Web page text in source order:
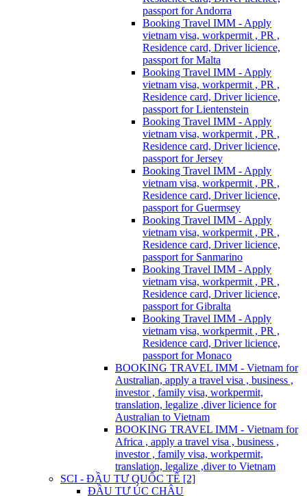
passport for Andorra
Booking Travel IMM - Apply
vietnam visa, workpermit , PR ,
Residence card, Driver licience,
passport for Malta
Booking Travel IMM - Apply
vietnam visa, workpermit , PR ,
Residence card, Driver licience,
passport for Lientenstein
Booking Travel IMM - Apply
vietnam visa, workpermit , PR ,
Residence card, Driver licience,
passport for Jersey
Booking Travel IMM - Apply
vietnam visa, workpermit , PR ,
Residence card, Driver licience,
passport for Guermsey
Booking Travel IMM - Apply
vietnam visa, workpermit , PR ,
Residence card, Driver licience,
passport for Sanmarino
Booking Travel IMM - Apply
vietnam visa, workpermit , PR ,
Residence card, Driver licience,
passport for Gibralta
Booking Travel IMM - Apply
vietnam visa, workpermit , PR ,
Residence card, Driver licience,
passport for Monaco
BOOKING TRAVEL IMM - Vietnam for
Australian, apply a travel visa , business ,
investor , family visa, workpermit,
translation, legalize ,diver licience for
Australian to Vietnam
BOOKING TRAVEL IMM - Vietnam for
Africa , apply a travel visa , business ,
investor , family visa, workpermit,
translation, legalize ,diver to Vietnam
SCI - ĐẦU TƯ QUỐC TẾ [2]
ĐẦU TƯ ÚC CHÂU